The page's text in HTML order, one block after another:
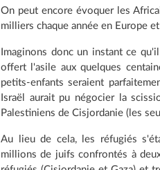
On peut encore évoquer les
milliers chaque année en Europe
Imaginons donc un instant ce
offert l'asile aux quelques
petits-enfants seraient
Israël aurait pu négocier la
Palestiniens de Cisjordanie (les
Au lieu de cela, les réfugiés
millions de juifs confrontés à